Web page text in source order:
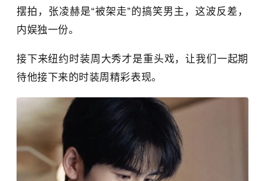
摆拍，张凌赫是“被架走”的搞笑男主，这波反差，
内娱独一份。
接下来纽约时装周大秀才是重头戏，让我们一起期
待他接下来的时装周精彩表现。